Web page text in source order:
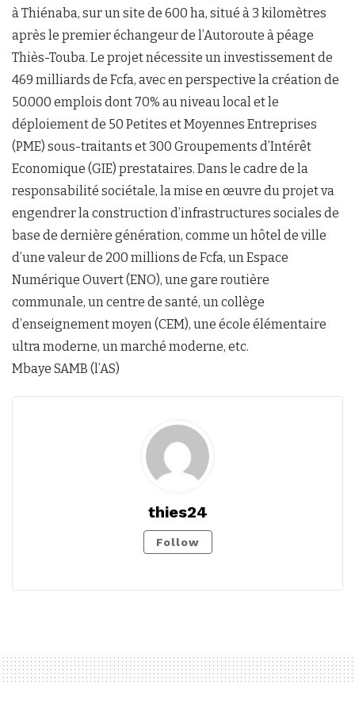
à Thiénaba, sur un site de 600 ha, situé à 3 kilomètres
après le premier échangeur de l’Autoroute à péage
Thiès-Touba. Le projet nécessite un investissement de
469 milliards de Fcfa, avec en perspective la création de
50.000 emplois dont 70% au niveau local et le
déploiement de 50 Petites et Moyennes Entreprises
(PME) sous-traitants et 300 Groupements d’Intérêt
Economique (GIE) prestataires. Dans le cadre de la
responsabilité sociétale, la mise en œuvre du projet va
engendrer la construction d’infrastructures sociales de
base de dernière génération, comme un hôtel de ville
d’une valeur de 200 millions de Fcfa, un Espace
Numérique Ouvert (ENO), une gare routière
communale, un centre de santé, un collège
d’enseignement moyen (CEM), une école élémentaire
ultra moderne, un marché moderne, etc.
Mbaye SAMB (l’AS)
thies24
Follow